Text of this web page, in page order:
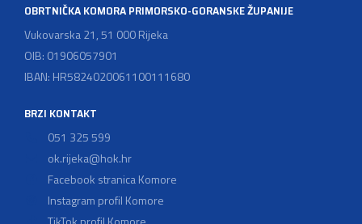
OBRTNIČKA KOMORA PRIMORSKO-GORANSKE ŽUPANIJE
Vukovarska 21, 51 000 Rijeka
OIB: 01906057901
IBAN: HR5824020061100111680
BRZI KONTAKT
051 325 599
ok.rijeka@hok.hr
Facebook stranica Komore
Instagram profil Komore